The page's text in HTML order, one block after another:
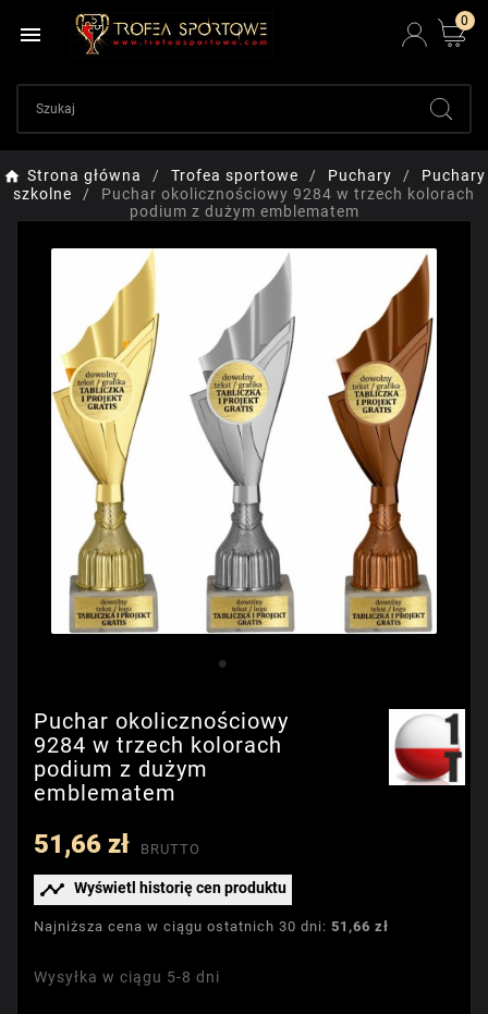

0
Strona główna Trofea sportowe Puchary
Puchary
szkolne
Puchar okolicznościowy 9284 w trzech kolorach
podium z dużym emblematem
Puchar okolicznościowy
9284 w trzech kolorach
podium z dużym
emblematem
51,66 zł BRUTTO
 Wyświetl historię cen produktu
Najniższa cena w ciągu ostatnich 30 dni: 51,66 zł
Wysyłka w ciągu 5-8 dni